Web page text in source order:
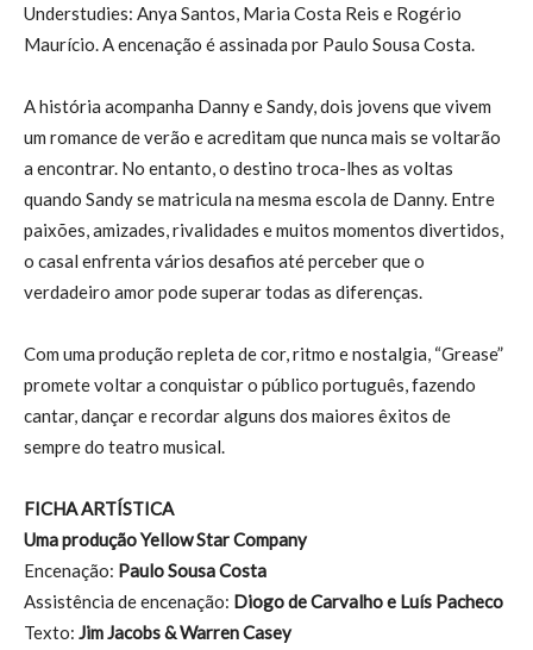
Understudies: Anya Santos, Maria Costa Reis e Rogério
Maurício. A encenação é assinada por Paulo Sousa Costa.
A história acompanha Danny e Sandy, dois jovens que vivem
um romance de verão e acreditam que nunca mais se voltarão
a encontrar. No entanto, o destino troca-lhes as voltas
quando Sandy se matricula na mesma escola de Danny. Entre
paixões, amizades, rivalidades e muitos momentos divertidos,
o casal enfrenta vários desafios até perceber que o
verdadeiro amor pode superar todas as diferenças.
Com uma produção repleta de cor, ritmo e nostalgia, “Grease”
promete voltar a conquistar o público português, fazendo
cantar, dançar e recordar alguns dos maiores êxitos de
sempre do teatro musical.
FICHA ARTÍSTICA
Uma produção Yellow Star Company
Encenação: Paulo Sousa Costa
Assistência de encenação: Diogo de Carvalho e Luís Pacheco
Texto: Jim Jacobs & Warren Casey